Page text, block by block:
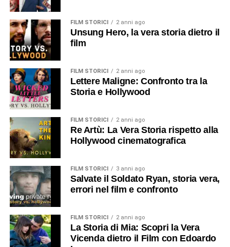
FILM STORICI 2 anni ago
Unsung Hero, la vera storia dietro il
film
FILM STORICI 2 anni ago
Lettere Maligne: Confronto tra la
Storia e Hollywood
FILM STORICI 2 anni ago
Re Artù: La Vera Storia rispetto alla
Hollywood cinematografica
FILM STORICI 3 anni ago
Salvate il Soldato Ryan, storia vera,
errori nel film e confronto
FILM STORICI 2 anni ago
La Storia di Mia: Scopri la Vera
Vicenda dietro il Film con Edoardo